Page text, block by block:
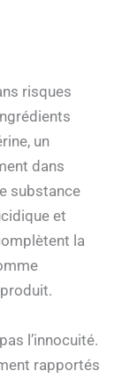
risques
un
dans
substance
et
la
l’innocuité.
rapportés